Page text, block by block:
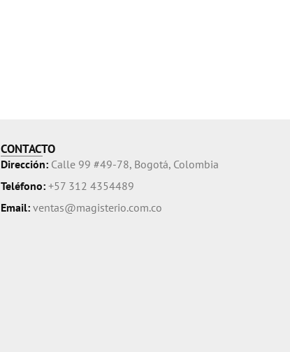
CONTACTO
Dirección: Calle 99 #49-78, Bogotá, Colombia
Teléfono: +57 312 4354489
Email: ventas@magisterio.com.co